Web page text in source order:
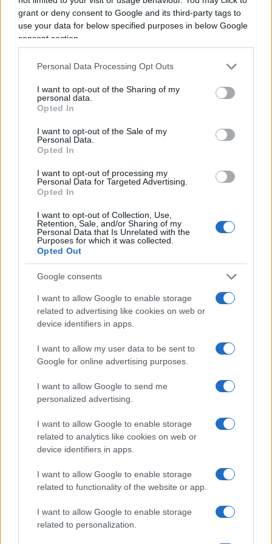
grant or deny consent to Google and its third-party tags to
use your data for below specified purposes in below Google
consent section.
Personal Data Processing Opt Outs
I want to opt-out of the Sharing of my
personal data.
Opted In
I want to opt-out of the Sale of my
Personal Data.
Opted In
I want to opt-out of processing my
Personal Data for Targeted Advertising.
Opted In
I want to opt-out of Collection, Use,
Retention, Sale, and/or Sharing of my
Personal Data that Is Unrelated with the
Purposes for which it was collected.
Opted Out
Google consents
I want to allow Google to enable storage
related to advertising like cookies on web or
device identifiers in apps.
I want to allow my user data to be sent to
Google for online advertising purposes.
I want to allow Google to send me
personalized advertising.
I want to allow Google to enable storage
related to analytics like cookies on web or
device identifiers in apps.
I want to allow Google to enable storage
related to functionality of the website or app.
I want to allow Google to enable storage
related to personalization.
Draghi, leggasimaggioranza Ursula.
Ma per fare questo e affinché il Pd possa sperare
e pensare di essere davvero primo partito e che le
altre forze ad esso fedeli abbiano sufficiente
vigore per sostenerne una maggioranza, servono i
numeri.
La mossa Kansas City del Pd
Mentre l’opinione pubblica, i commentatori, i
semplici elettori e anche i maggiorenti dei partiti
del centrodestra assistono divertiti alla telenovela
di questa pazza campagna elettorale agostana,
con l’attenzione ben appuntata su giravolte,
accordi, patti, disaccordi, fughe, beghe, battute,
scenario che si profila potrebbe essere ben
diverso da quello caotico e confusionario
descritto sin qui.
Potrebbe darsi, invece, che, maturato il
convincimento che una alleanza così tanto
eterogenea e contraddittoria avrebbe finito per
centrosinistra, sia nata l’idea di polarizzare
l’attenzione di votanti e avversari politici per
sia davvero a un passo.
Torna l’idea del terzo polo